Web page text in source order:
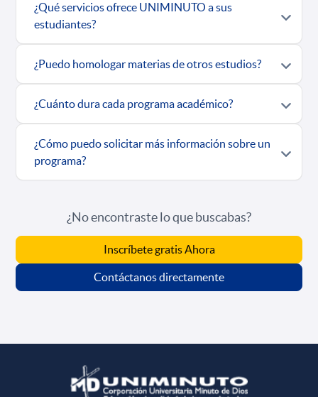
¿Qué servicios ofrece UNIMINUTO a sus
estudiantes?
¿Puedo homologar materias de otros estudios?
¿Cuánto dura cada programa académico?
¿Cómo puedo solicitar más información sobre un
programa?
¿No encontraste lo que buscabas?
Inscríbete gratis Ahora
Contáctanos directamente